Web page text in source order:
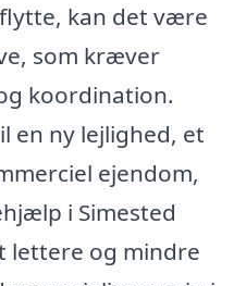
kan det være
som kræver
koordination.
en ny lejlighed, et
ejendom,
i Simested
lettere og mindre